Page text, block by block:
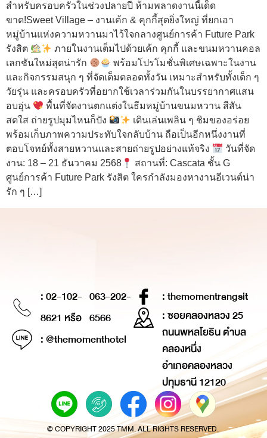
สำหรับครอบครัวในช่วงปลายปี ห้ามพลาดงานนี้เด็ด
ขาด!Sweet Village – งานเค้ก & คุกกี้สุดยิ่งใหญ่ ที่ยกเอา
หมู่บ้านแห่งความหวานมาไว้ใจกลางศูนย์การค้า Future Park
รังสิต
ภายในงานเต็มไปด้วยเค้ก คุกกี้ และขนมหวานคอล
เลกชันใหม่สุดน่ารัก
พร้อมโปรโมชั่นพิเศษเฉพาะในงาน
และกิจกรรมสนุก ๆ ที่จัดเต็มตลอดทั้งวัน เหมาะสำหรับทั้งเด็ก ๆ
วัยรุ่น และครอบครัวที่อยากใช้เวลาร่วมกันในบรรยากาศแสน
อบอุ่น
พื้นที่จัดงานตกแต่งในธีมหมู่บ้านขนมหวาน สีสัน
สดใส ถ่ายรูปมุมไหนก็ปัง
เดินเล่นเพลิน ๆ ชิมของอร่อย
พร้อมเก็บภาพความประทับใจกลับบ้าน ถือเป็นอีกหนึ่งงานที่
ตอบโจทย์ทั้งสายหวานและสายถ่ายรูปอย่างแท้จริง
วันที่จัด
งาน: 18 – 21 ธันวาคม 2568
สถานที่: Cascata ชั้น G
ศูนย์การค้า Future Park รังสิต ใครกำลังมองหางานอีเวนต์น่า
รัก ๆ […]
: 02-102-
8621 หรือ
063-202-
6566
: @themomenthotel
: themomentrangsit
: ซอยคลองหลวง 25
ถนนพหลโยธิน ตำบล
คลองหนึ่ง
อำเภอคลองหลวง
ปทุมธานี 12120
© COPYRIGHT 2025 TMM. ALL RIGHTS RESERVED.